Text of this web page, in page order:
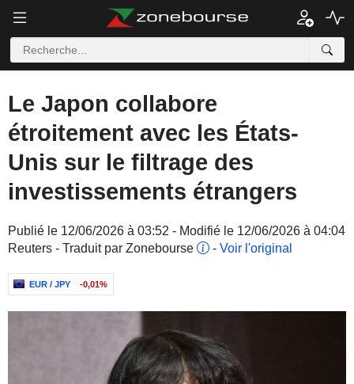
Le Japon collabore
étroitement avec les États-
Unis sur le filtrage des
investissements étrangers
Publié le 12/06/2026 à 03:52 - Modifié le 12/06/2026 à 04:04
Reuters - Traduit par Zonebourse
- Voir l'original
EUR / JPY -0,01%